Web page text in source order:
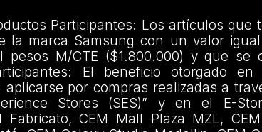
Participantes: Los artículos que
la marca Samsung con un valor
pesos M/CTE ($1.800.000) y que se
El beneficio otorgado
aplicarse por compras realizadas a
Stores (SES)” y en el E-
Fabricato, CEM Mall Plaza MZL,